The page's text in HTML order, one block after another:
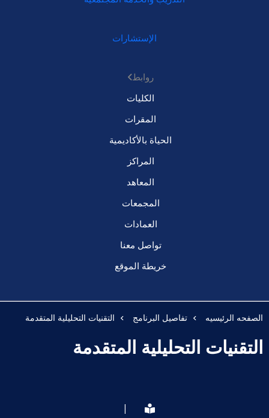
الإستشارات
روابط
الكليات
المقرات
الحياة بالأكاديمية
المراكز
المعاهد
المجمعات
العمادات
تواصل معنا
خريطة الموقع
الصفحه الرئيسيه تفاصيل البرنامج التقنيات التحليلية المتقدمة
التقنيات التحليلية المتقدمة
|